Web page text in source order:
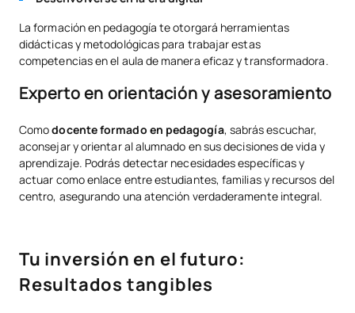
La formación en pedagogía te otorgará herramientas
didácticas y metodológicas para trabajar estas
competencias en el aula de manera eficaz y transformadora.
Experto en orientación y asesoramiento
Comodocente formado en pedagogía, sabrás escuchar,
aconsejar y orientar al alumnado en sus decisiones de vida y
aprendizaje. Podrás detectar necesidades específicas y
actuar como enlace entre estudiantes, familias y recursos del
centro, asegurando una atención verdaderamente integral.
Tu inversión en el futuro:
Resultados tangibles